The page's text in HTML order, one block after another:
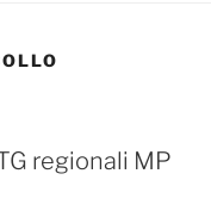
regionali MP